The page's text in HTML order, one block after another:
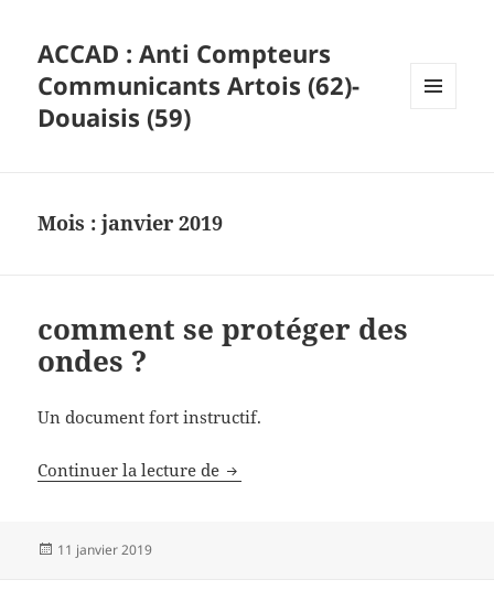
ACCAD : Anti Compteurs
Communicants Artois (62)-
Douaisis (59)
Mois :janvier 2019
comment se protéger des
ondes ?
Un document fort instructif.
Continuer la lecture de comment se protéger des ondes ?
Publié
11 janvier 2019